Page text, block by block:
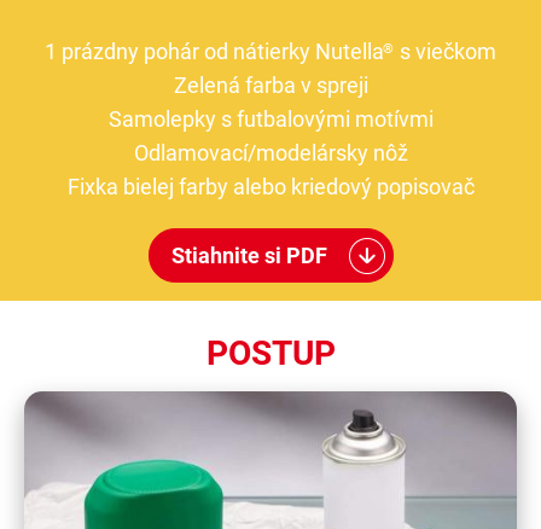
1 prázdny pohár od nátierky Nutella® s viečkom
Zelená farba v spreji
Samolepky s futbalovými motívmi
Odlamovací/modelársky nôž
Fixka bielej farby alebo kriedový popisovač
Stiahnite si PDF
POSTUP